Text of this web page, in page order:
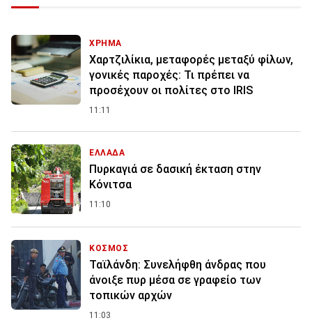
ΧΡΗΜΑ
Χαρτζιλίκια, μεταφορές μεταξύ φίλων,
γονικές παροχές: Τι πρέπει να
προσέχουν οι πολίτες στο IRIS
11:11
ΕΛΛΑΔΑ
Πυρκαγιά σε δασική έκταση στην
Κόνιτσα
11:10
ΚΟΣΜΟΣ
Ταϊλάνδη: Συνελήφθη άνδρας που
άνοιξε πυρ μέσα σε γραφείο των
τοπικών αρχών
11:03